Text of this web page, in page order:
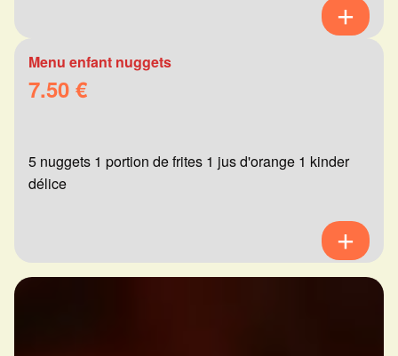
Menu enfant nuggets
7.50 €
5 nuggets 1 portion de frites 1 jus d'orange 1 kinder
délice